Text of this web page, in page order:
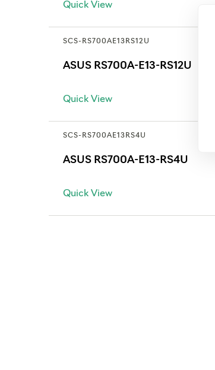
Quick View
SCS-RS700AE13RS12U
ASUS RS700A-E13-RS12U
Quick View
SCS-RS700AE13RS4U
ASUS RS700A-E13-RS4U
Quick View